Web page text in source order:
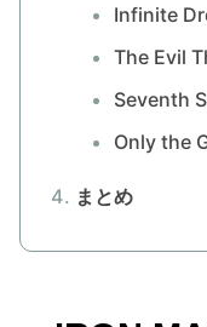
Infinite
The Evil
Seventh
Only the
まとめ